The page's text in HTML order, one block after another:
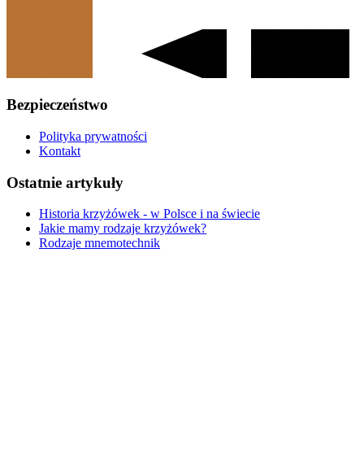
Bezpieczeństwo
Polityka prywatności
Kontakt
Ostatnie artykuły
Historia krzyżówek - w Polsce i na świecie
Jakie mamy rodzaje krzyżówek?
Rodzaje mnemotechnik